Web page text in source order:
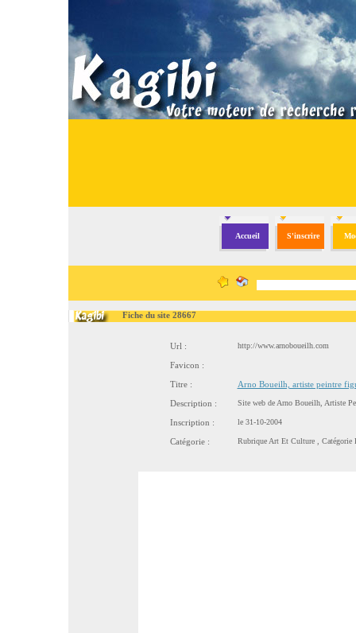
Accueil S'inscrire
Fiche du site 28667
Url : http://www.arnoboueilh.com
Favicon :
Titre :
Arno Boueilh, artiste peintre
Description :
Site web de Arno Boueilh, Artiste
Inscription : le 31-10-2004
Catégorie : Rubrique Art Et Culture, Catégorie